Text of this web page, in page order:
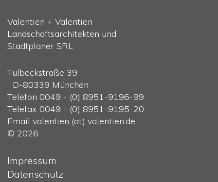
Valentien + Valentien
Landschaftsarchitekten und
Stadtplaner SRL
Tulbeckstraße 39
D-80339 München
Telefon 0049 - (0) 8951-9196-99
Telefax 0049 - (0) 8951-9195-20
Email valentien (at) valentien.de
© 2026
Impressum
Datenschutz